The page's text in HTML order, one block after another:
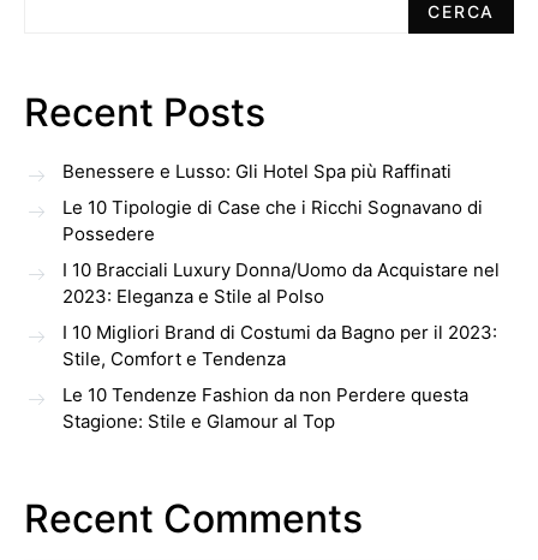
CERCA
Recent Posts
Benessere e Lusso: Gli Hotel Spa più Raffinati
Le 10 Tipologie di Case che i Ricchi Sognavano di
Possedere
I 10 Bracciali Luxury Donna/Uomo da Acquistare nel
2023: Eleganza e Stile al Polso
I 10 Migliori Brand di Costumi da Bagno per il 2023:
Stile, Comfort e Tendenza
Le 10 Tendenze Fashion da non Perdere questa
Stagione: Stile e Glamour al Top
Recent Comments